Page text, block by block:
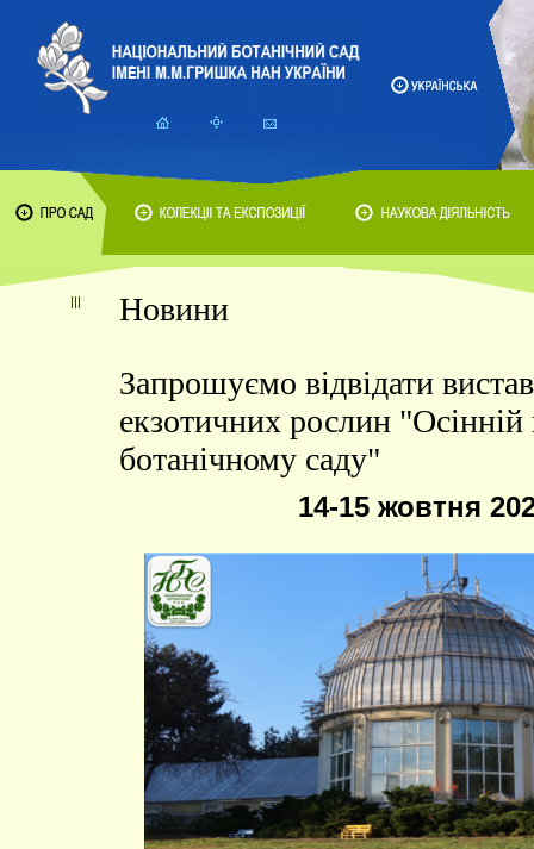
Новини
Запрошуємо відвідати
екзотичних рослин "Осінній
ботанічному саду"
14-15 жовтня